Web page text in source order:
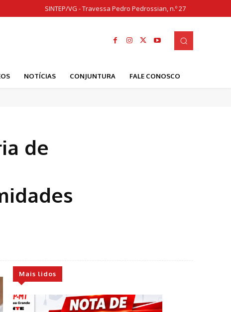
SINTEP/VG - Travessa Pedro Pedrossian, n.º 27
NOTÍCIAS CONJUNTURA FALE CONOSCO
de
Mais lidos